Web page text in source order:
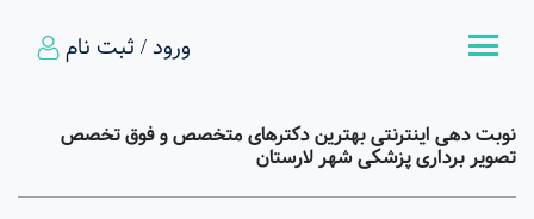
ورود / ثبت نام
نوبت دهی اینترنتی بهترین دکترهای متخصص و فوق تخصص
تصویر برداری پزشکی شهر لارستان